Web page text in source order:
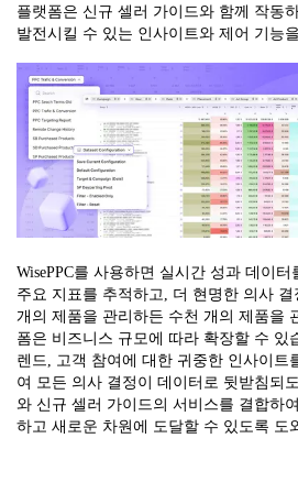
플랫폼은 신규 셀러 가이드와 함께 작동
발전시킬 수 있는 인사이트와 제어 기능
WisePPC를 사용하면 실시간 성과 데이터
주요 지표를 추적하고, 더 현명한 의사
개의 제품을 관리하든 수천 개의 제품을
폼은 비즈니스 규모에 따라 확장할 수 있
렌드, 고객 참여에 대한 귀중한 인사이트
여 모든 의사 결정이 데이터로 뒷받침되
와 신규 셀러 가이드의 서비스를 결합하
하고 새로운 차원에 도달할 수 있도록 도